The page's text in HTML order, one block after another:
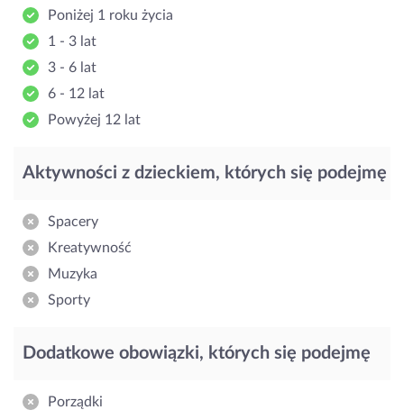
Poniżej 1 roku życia
1 - 3 lat
3 - 6 lat
6 - 12 lat
Powyżej 12 lat
Aktywności z dzieckiem, których się podejmę
Spacery
Kreatywność
Muzyka
Sporty
Dodatkowe obowiązki, których się podejmę
Porządki